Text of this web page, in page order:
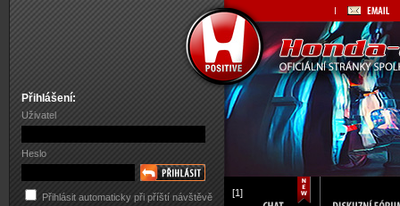
Přihlášení:
Uživatel
Heslo
Přihlásit automaticky při příští návštěvě [1]